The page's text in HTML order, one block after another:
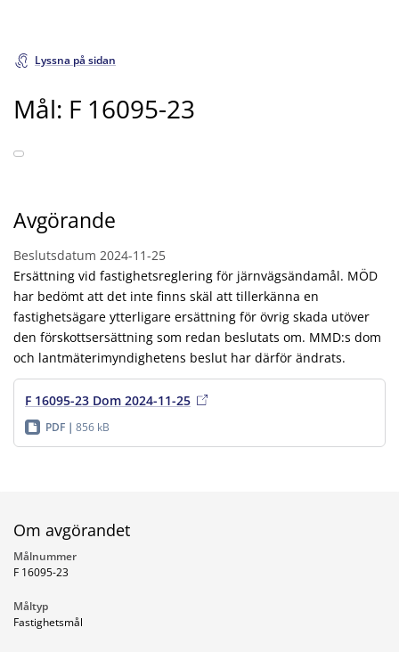
Lyssna på sidan
Mål: F 16095-23
Avgörande
Beslutsdatum 2024-11-25
Ersättning vid fastighetsreglering för järnvägsändamål. MÖD
har bedömt att det inte finns skäl att tillerkänna en
fastighetsägare ytterligare ersättning för övrig skada utöver
den förskottsersättning som redan beslutats om. MMD:s dom
och lantmäterimyndighetens beslut har därför ändrats.
F 16095-23 Dom 2024-11-25
PDF 856 kB
Om avgörandet
Målnummer
F 16095-23
Måltyp
Fastighetsmål